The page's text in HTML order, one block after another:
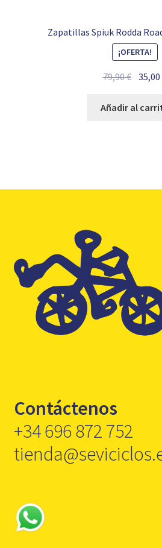
Zapatillas Spiuk Rodda
¡OFERTA!
79,90€ El35,00
Añadir al
Contáctenos
+34 696 872 752